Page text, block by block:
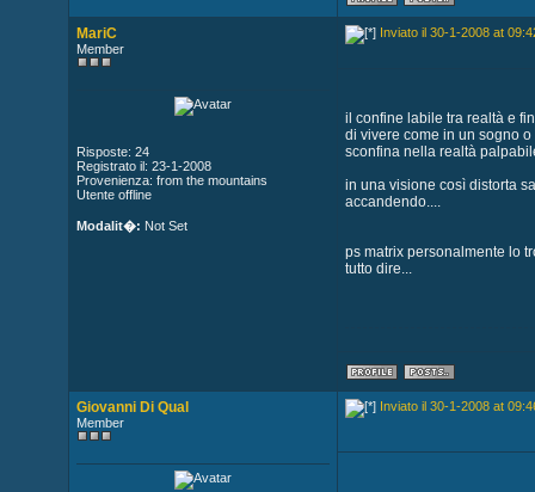
MariC
Member
Risposte: 24
Registrato il: 23-1-2008
Provenienza: from the mountains
Utente offline
Modalit�: Not Set
Inviato il 30-1-2008 at
il confine labile tra realtà e
di vivere come in un sogno
sconfina nella realtà
in una visione così distorta
accandendo....
ps matrix personalmente lo
tutto dire...
Giovanni Di Qual
Member
Inviato il 30-1-2008 at